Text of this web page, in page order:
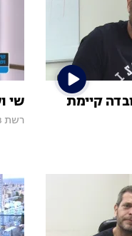
קיימת
שי
רשת 13